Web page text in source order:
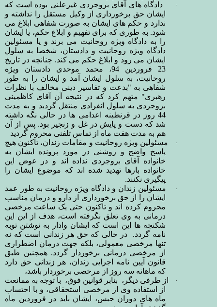
·
دادگاه های آقای بروجردی غیرعلنی بوده است که
ایشان حق برخورداری از وکیل مستقل را نداشته و
ندارد و حکم های ایشان به صورت شفاهی ابلاغ می
شود. به طوری که برای تفهیم و ابلاغ حکم، یا ایشان
را به دادگاه ویژه روحانیت می برند و یا مسئولین
دادگاه ویژه روحانیت و دادستان، شخصا به سلول
ایشان می رود و ابلاغ حکم می کند. چنانچه در تاریخ
23 فروردین 94، محمد موحدی دادستان ویژه
روحانیت، به سلول ایشان آمد و ایشان را به طور
شفاهی به "بدعت و تفاسیر دینی مخالف با نظرات
رهبری" متهم کرد که در نتیجه آن آقای کاظمینی
بروجردی به سلول انفرادی منتقل گردید و به مدت
44 روز در قرنطینه اعدامی ها در حالی نگه داشته
شد که دست و پایش در غل و زنجیر بود. پس از آن
هم به مدت هفت ماه از تماس تلفنی محروم گردید
·
مسئولین ویژه روحانیت و مقامات زندان، تاکنون هیچ
پاسخ واضح و روشنی در مورد پرونده ایشان به
خانواده آقای بروجردی نداده اند و در عوض این
خانواده بارها تهدید شده اند که موضوع ایشان را
پیگیری نکنند.
·
مسئولین زندان و دادگاه ویژه روحانیت به طور عمد
ایشان را از حق برخورداری از دارو و درمان مناسب
محروم کرده اند و تاکنون حتی یک ساعت مرخصی
درمانی به وی تعلق نگرفته است، هدف از این این
شکنجه ها این است که ایشان وادار به نوشتن توبه
نامه گردد. در حالی که حق هر زندانی است که نه
تنها مرخصی معمولی، بلکه جهت درمان اضطراری
از مرخصی درمانی برخوردار گردد. همچنین طبق
قانون آیین نامه اجرایی زندان، هر زندانی حق دارد
که ماهانه سه روز از مرخصی برخوردار باشد،
· از طرفی دیگر، بنابر قوانین فوق، با توجه به ممانعت
از استفاده وی از مرخصی استحقاقی، و با احتساب
ماه های دوران حبس، ایشان باید در فروردین ماه